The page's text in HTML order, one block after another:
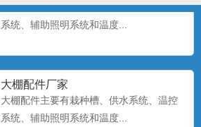
系统、辅助照明系统和温度...
大棚配件厂家
大棚配件主要有栽种槽、供水系统、温控
系统、辅助照明系统和温度...